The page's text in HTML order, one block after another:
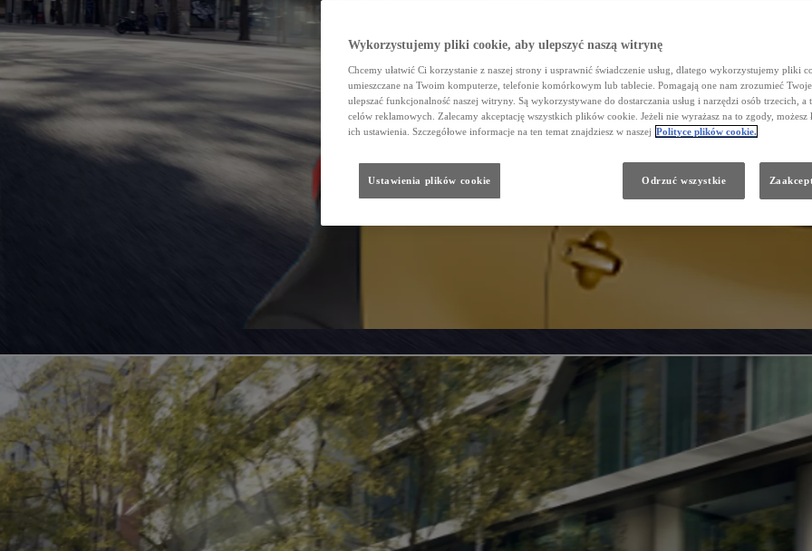
Wykorzystujemy pliki cookie, aby ulepszyć naszą witrynę
Chcemy ułatwić Ci korzystanie z naszej strony i usprawnić świadczenie usług, dlatego wykorzystujemy pliki
umieszczane na Twoim komputerze, telefonie komórkowym lub tablecie. Pomagają one nam zrozumieć
ulepszać funkcjonalność naszej witryny. Są wykorzystywane do dostarczania usług i narzędzi osób trzecich, a
celów reklamowych. Zalecamy akceptację wszystkich plików cookie. Jeżeli nie wyrażasz na to zgody, możesz
ich ustawienia. Szczegółowe informacje na ten temat znajdziesz w naszej Polityce plików cookie.
Odrzuć wszystkie
Ustawienia plików cookie